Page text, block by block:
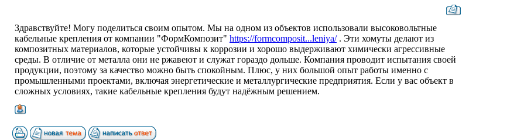
Здравствуйте! Могу поделиться своим опытом. Мы на одном из объектов использовали высоковольтные
кабельные крепления от компании "ФормКомпозит" https://formcomposit...leniya/. Эти хомуты делают из
композитных материалов, которые устойчивы к коррозии и хорошо выдерживают химически агрессивные
среды. В отличие от металла они не ржавеют и служат гораздо дольше. Компания проводит испытания своей
продукции, поэтому за качество можно быть спокойным. Плюс, у них большой опыт работы именно с
промышленными проектами, включая энергетические и металлургические предприятия. Если у вас объект в
сложных условиях, такие кабельные крепления будут надёжным решением.